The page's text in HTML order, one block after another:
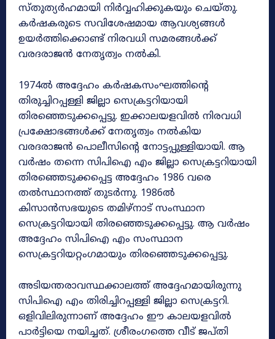
സ്‌തുത്യർഹമായി നിർവ്വഹിക്കുകയും ചെയ്‌തു.
കർഷകരുടെ സവിശേഷമായ ആവശ്യങ്ങൾ
ഉയർത്തിക്കൊണ്ട്‌ നിരവധി സമരങ്ങൾക്ക്‌
വരദരാജൻ നേതൃത്വം നൽകി.
1974ൽ അദ്ദേഹം കർഷകസംഘത്തിന്റെ
തിരുച്ചിറപ്പള്ളി ജില്ലാ സെക്രട്ടറിയായി
തിരഞ്ഞെടുക്കപ്പെട്ടു. ഇക്കാലയളവിൽ നിരവധി
പ്രക്ഷോഭങ്ങൾക്ക്‌ നേതൃത്വം നൽകിയ
വരദരാജൻ പൊലീസിന്റെ നോട്ടപ്പുള്ളിയായി. ആ
വർഷം തന്നെ സിപിഐ എം ജില്ലാ സെക്രട്ടറിയായി
തിരഞ്ഞെടുക്കപ്പെട്ട അദ്ദേഹം 1986 വരെ
തൽസ്ഥാനത്ത്‌ തുടർന്നു. 1986ൽ
കിസാൻസഭയുടെ തമിഴ്‌നാട്‌ സംസ്ഥാന
സെക്രട്ടറിയായി തിരഞ്ഞെടുക്കപ്പെട്ടു. ആ വർഷം
അദ്ദേഹം സിപിഐ എം സംസ്ഥാന
സെക്രട്ടറിയറ്റംഗമായും തിരഞ്ഞെടുക്കപ്പെട്ടു.
അടിയന്തരാവസ്ഥക്കാലത്ത്‌ അദ്ദേഹമായിരുന്നു
സിപിഐ എം തിരിച്ചിറപ്പള്ളി ജില്ലാ സെക്രട്ടറി.
ഒളിവിലിരുന്നാണ്‌ അദ്ദേഹം ഈ കാലയളവിൽ
പാർട്ടിയെ നയിച്ചത്‌. ശ്രീരംഗത്തെ വീട്‌ ജപ്‌തി